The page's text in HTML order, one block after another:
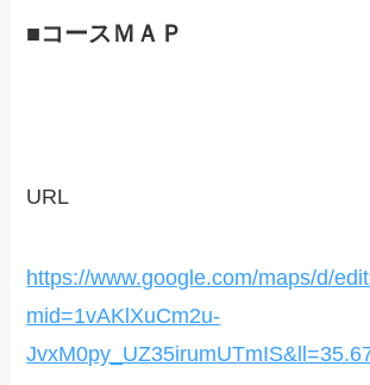
■コースＭＡＰ
URL
https://www.google.com/maps/d/
mid=1vAKlXuCm2u-